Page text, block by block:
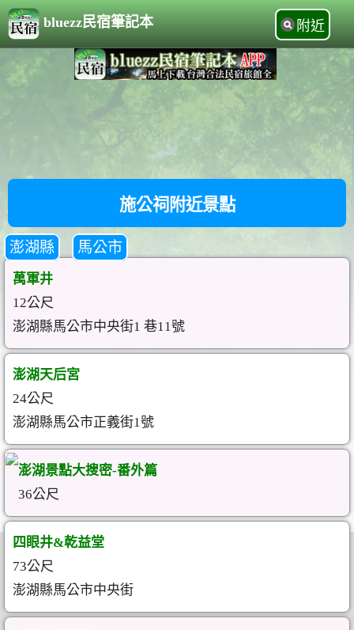
bluezz民宿筆記本 附近
施公祠附近景點
澎湖縣 馬公市
萬軍井
12公尺
澎湖縣馬公市中央街1 巷11號
澎湖天后宮
24公尺
澎湖縣馬公市正義街1號
澎湖景點大搜密-番外篇
36公尺
四眼井&乾益堂
73公尺
澎湖縣馬公市中央街